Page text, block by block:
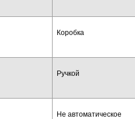
Коробка
Ручкой
Не автоматическое